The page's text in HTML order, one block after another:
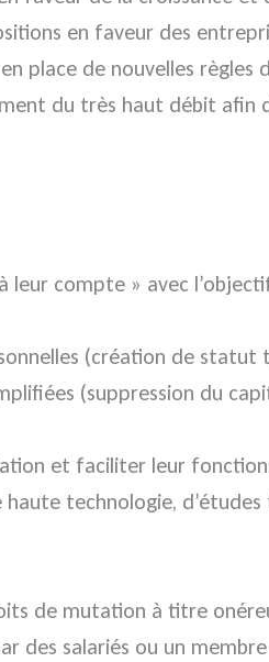
en faveur des
place de nouvelles règles
du très haut débit afin
compte » avec
(création de statut
(suppression du
et faciliter leur
technologie,
de mutation à titre
des salariés ou un